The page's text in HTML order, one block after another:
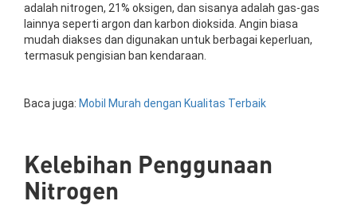
adalah nitrogen, 21% oksigen, dan sisanya adalah gas-gas
lainnya seperti argon dan karbon dioksida. Angin biasa
mudah diakses dan digunakan untuk berbagai keperluan,
termasuk pengisian ban kendaraan.
Baca juga: Mobil Murah dengan Kualitas Terbaik
Kelebihan Penggunaan
Nitrogen